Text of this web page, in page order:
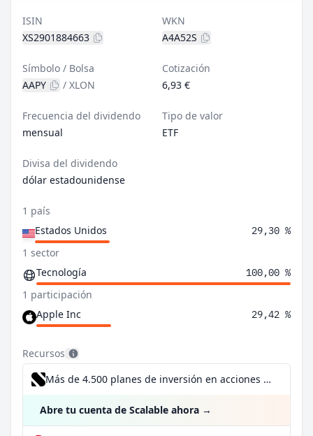
ISIN
XS2901884663
WKN
A4A52S
Símbolo / Bolsa
AAPY
/ XLON
Cotización
6,93 €
Frecuencia del dividendo
mensual
Tipo de valor
ETF
Divisa del dividendo
dólar estadounidense
1 país
Estados Unidos
29,30 %
1 sector
Tecnología
100,00 %
1 participación
Apple Inc
29,42 %
Recursos
Más de 4.500 planes de inversión en acciones desde 1 €
Abre tu cuenta de Scalable ahora →